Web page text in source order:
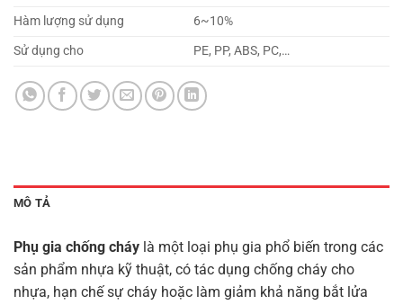
Hàm lượng sử dụng
6~10%
Sử dụng cho
PE, PP, ABS, PC,…
MÔ TẢ
Phụ gia chống cháy là một loại phụ gia phổ biến trong các
sản phẩm nhựa kỹ thuật, có tác dụng chống cháy cho
nhựa, hạn chế sự cháy hoặc làm giảm khả năng bắt lửa